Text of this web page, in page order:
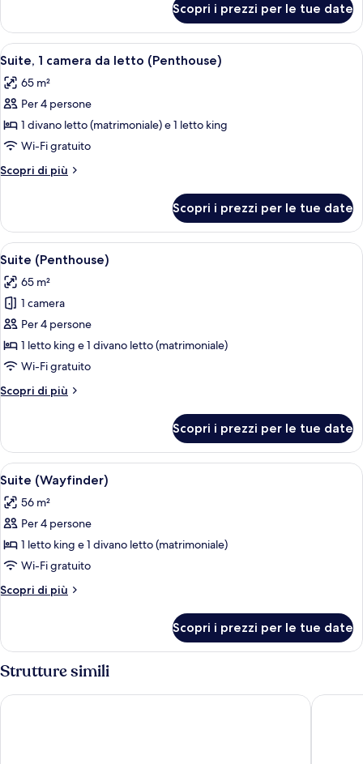
(Pool
House)
2
letti
queen
House)
Scopri i prezzi per le tue date
Apri
tutte
le
foto
per
Suite,
1
camera
letto
(Penthouse)
Un tavolo di legno con sedie in
16
Suite, 1 camera da letto (Penthouse)
65 m²
Per 4 persone
1 divano letto (matrimoniale) e 1 letto king
Wi-Fi gratuito
Scopri di più
Altri
1
camera
da
(Penthouse)
Scopri i prezzi per le tue date
Apri
tutte
le
foto
per
Suite
(Penthouse)
Una terrazza sul tetto con poltrone
12
Suite (Penthouse)
65 m²
1 camera
Per 4 persone
1 letto king e 1 divano letto (matrimoniale)
Wi-Fi gratuito
Scopri di più
Altri
(Penthouse)
Scopri i prezzi per le tue date
Apri
tutte
le
foto
per
Suite
(Wayfinder)
Un soggiorno con un divano, un
8
Suite (Wayfinder)
56 m²
Per 4 persone
1 letto king e 1 divano letto (matrimoniale)
Wi-Fi gratuito
Scopri di più
Altri
(Wayfinder)
Scopri i prezzi per le tue date
Strutture simili
Waikiki Malia The